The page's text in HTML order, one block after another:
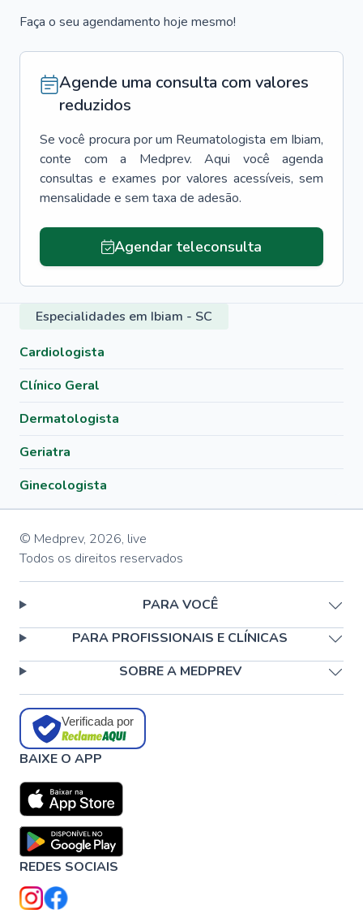
Faça o seu agendamento hoje mesmo!
Agende uma consulta com valores
reduzidos
Se você procura por um Reumatologista em Ibiam,
conte com a Medprev. Aqui você agenda
consultas e exames por valores acessíveis, sem
mensalidade e sem taxa de adesão.
Agendar teleconsulta
Especialidades em Ibiam - SC
Cardiologista
Clínico Geral
Dermatologista
Geriatra
Ginecologista
© Medprev, 2026, live
Todos os direitos reservados
PARA VOCÊ
PARA PROFISSIONAIS E CLÍNICAS
SOBRE A MEDPREV
Verificada por
BAIXE O APP
REDES SOCIAIS